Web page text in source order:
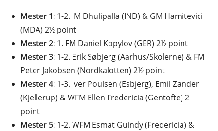
Mester 1: 1-2. IM Dhulipalla (IND) & GM Hamitevici
(MDA) 2½ point
Mester 2: 1. FM Daniel Kopylov (GER) 2½ point
Mester 3: 1-2. Erik Søbjerg (Aarhus/Skolerne) & FM
Peter Jakobsen (Nordkalotten) 2½ point
Mester 4: 1-3. Iver Poulsen (Esbjerg), Emil Zander
(Kjellerup) & WFM Ellen Fredericia (Gentofte) 2
point
Mester 5: 1-2. WFM Esmat Guindy (Fredericia) &